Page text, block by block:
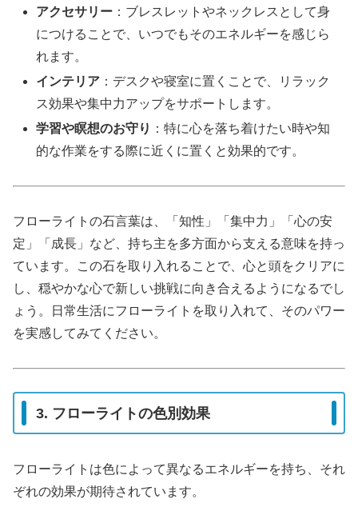
アクセサリー ：ブレスレットやネックレスとして身
につけることで、いつでもそのエネルギーを感じら
れます。
インテリア ：デスクや寝室に置くことで、リラック
ス効果や集中力アップをサポートします。
学習や瞑想のお守り ：特に心を落ち着けたい時や知
的な作業をする際に近くに置くと効果的です。
フローライトの石言葉は、「知性」「集中力」「心の安
定」「成長」など、持ち主を多方面から支える意味を持っ
ています。この石を取り入れることで、心と頭をクリアに
し、穏やかな心で新しい挑戦に向き合えるようになるでし
ょう。日常生活にフローライトを取り入れて、そのパワー
を実感してみてください。
3. フローライトの色別効果
フローライトは色によって異なるエネルギーを持ち、それ
ぞれの効果が期待されています。